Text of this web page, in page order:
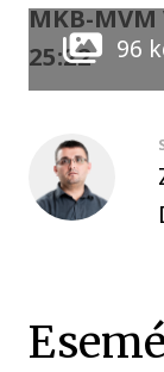
MKB-MVM
25:22
96